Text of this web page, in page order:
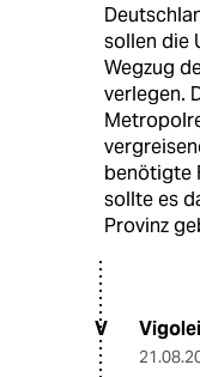
sollen die
Wegzug
verlegen.
benötigte
sollte es
Provinz
V